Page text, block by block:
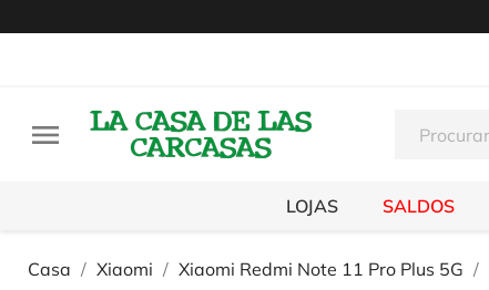

LOJAS SALDOS
Casa Xiaomi Xiaomi Redmi Note 11 Pro Plus 5G